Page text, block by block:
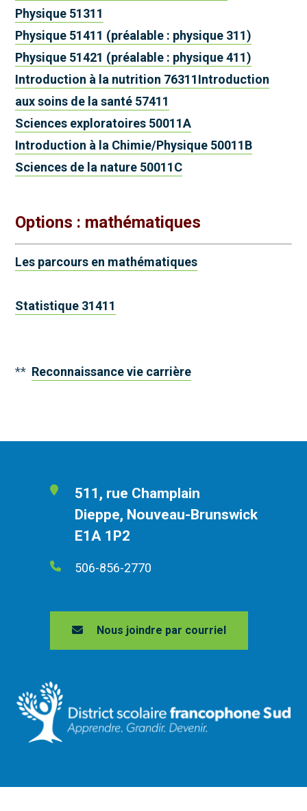
Physique 51311
Physique 51411 (préalable : physique 311)
Physique 51421 (préalable : physique 411)
Introduction à la nutrition 76311Introduction
aux soins de la santé 57411
Sciences exploratoires 50011A
Introduction à la Chimie/Physique 50011B
Sciences de la nature 50011C
Options : mathématiques
Les parcours en mathématiques
Statistique 31411
** Reconnaissance vie carrière
511, rue Champlain
Dieppe, Nouveau-Brunswick
E1A 1P2
506-856-2770
Nous joindre par courriel